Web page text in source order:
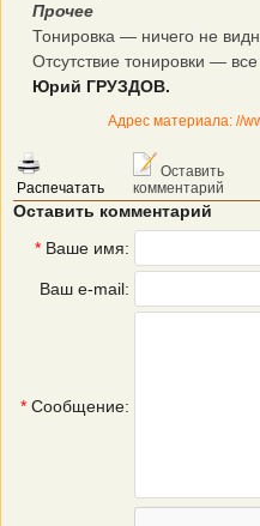
Прочее
Тонировка — ничего не
Отсутствие тонировки —
Юрий ГРУЗДОВ.
Адрес материала: //
Распечатать
Оставить
комментарий
Оставить комментарий
* Ваше имя:
Ваш e-mail:
* Сообщение: